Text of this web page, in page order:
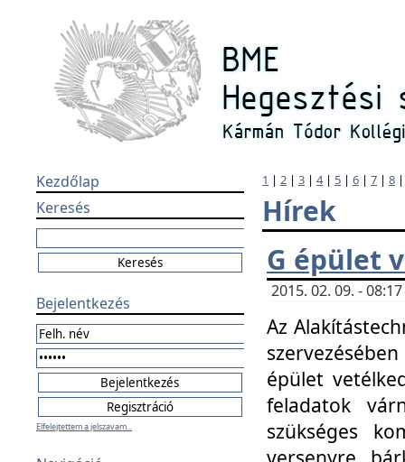
Kezdőlap
Keresés
Bejelentkezés
Elfelejtettem a jelszavam...
1 | 2 | 3 | 4| 5 | 6 | 7 | 8
Hírek
G épület
2015. 02. 09. -
Az
épület
feladatok
szükséges